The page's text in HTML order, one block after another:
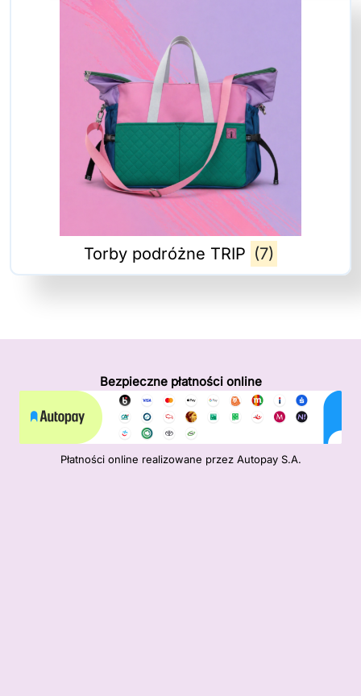
Torby podróżne TRIP (7)
Bezpieczne płatności online
Płatności online realizowane przez Autopay S.A.